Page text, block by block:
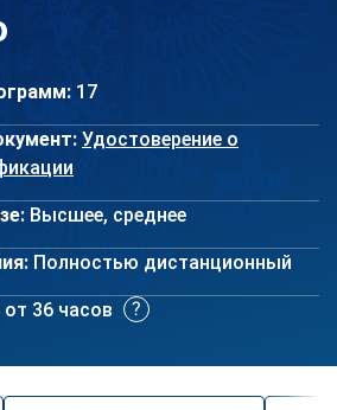
17
Удостоверение о
Высшее, среднее
Полностью дистанционный
от 36 часов